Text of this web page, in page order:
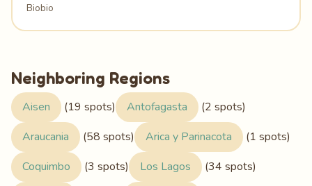
Biobio
Neighboring Regions
Aisen (19 spots) Antofagasta
(2 spots)
Araucania
(58 spots) Arica y Parinacota
(1 spots)
Coquimbo
(3 spots) Los Lagos
(34 spots)